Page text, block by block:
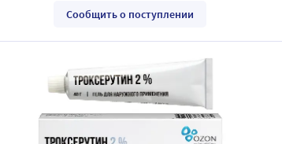
Сообщить о поступлении